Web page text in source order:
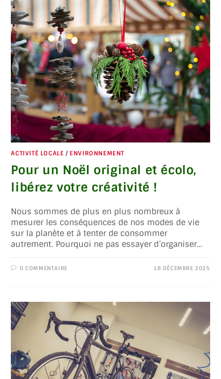
ACTIVITÉ LOCALE / ENVIRONNEMENT
Pour un Noël original et écolo,
libérez votre créativité !
Nous sommes de plus en plus nombreux à
mesurer les conséquences de nos modes de vie
sur la planète et à tenter de consommer
autrement. Pourquoi ne pas essayer d’organiser…
0 COMMENTAIRE 18 DÉCEMBRE 2025